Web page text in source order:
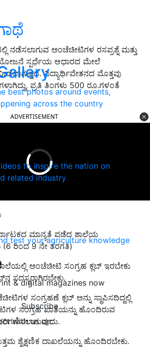
best photos around events,
across the country
to inspire the nation on
related industry
test your agriculture knowledge
& digital magazines now
Subscribe
with us on:
ನಡೆಸಲಾಗುವ ಅಂಚೆಚೀಟಿಗಳ ರಸಪ್ರಶ್ನೆ ಮತ್ತು
ಸ್ಪರ್ಧೆಯ ಆಧಾರದ ಮೇಲೆ
ವಿದ್ಯಾರ್ಥಿವೇತನದ ಮೊತ್ತವು
ಪ್ರತಿ ತಿಂಗಳು 500 ರೂ.ಗಳಂತೆ
ADVERTISEMENT
ಮಾನ್ಯತೆ ಪಡೆದ ಶಾಲೆಯ
(6 ರಿಂದ 9 ನೇ ತರಗತಿ)
ಅಂಚೆಚೀಟಿ ಸಂಗ್ರಹ ಕ್ಲಬ್ ಇರಬೇಕು
ಸದಸ್ಯರಾಗಿರಬೇಕು.
ಸಂಗ್ರಹಣೆ ಕ್ಲಬ್ ಅನ್ನು ಸ್ಥಾಪಿಸದಿದ್ದಲ್ಲಿ
ಸಂಗ್ರಹ ಖಾತೆಯನ್ನು ಹೊಂದಿರುವ
ಶೈಕ್ಷಣಿಕ ದಾಖಲೆಯನ್ನು ಹೊಂದಿರಬೇಕು.